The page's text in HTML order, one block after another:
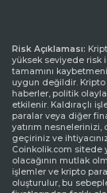
Risk Açıklaması:
yüksek seviyede risk
tamamını
uygun değildir. Kripto
haberler, politik
etkilenir. Kaldıraçlı
paralar veya diğer
yatırım
geçiriniz ve
Coinkolik.com sitede
olacağının mutlak
işlemler ve kripto
oluşturulur, bu